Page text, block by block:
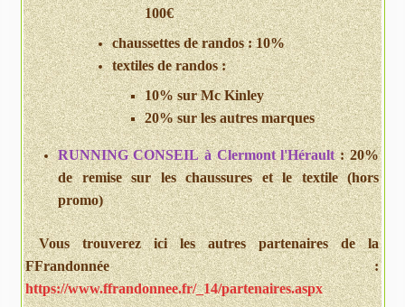
100€
chaussettes de randos : 10%
textiles de randos :
10% sur Mc Kinley
20% sur les autres marques
RUNNING CONSEILà Clermont l'Hérault: 20%
de remise sur les chaussures et le textile (hors
promo)
Vous trouverez ici les autres partenaires de la
FFrandonnée :
https://www.ffrandonnee.fr/_14/partenaires.aspx